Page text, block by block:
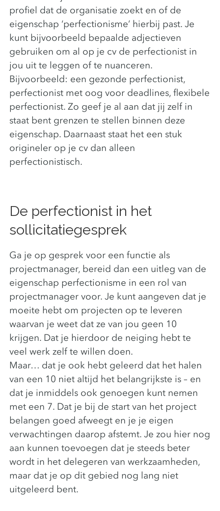
profiel dat de organisatie zoekt en of de
eigenschap ‘perfectionisme’ hierbij past. Je
kunt bijvoorbeeld bepaalde adjectieven
gebruiken om al op je cv de perfectionist in
jou uit te leggen of te nuanceren.
Bijvoorbeeld: een gezonde perfectionist,
perfectionist met oog voor deadlines, flexibele
perfectionist. Zo geef je al aan dat jij zelf in
staat bent grenzen te stellen binnen deze
eigenschap. Daarnaast staat het een stuk
origineler op je cv dan alleen
perfectionistisch.
De perfectionist in het
sollicitatiegesprek
Ga je op gesprek voor een functie als
projectmanager, bereid dan een uitleg van de
eigenschap perfectionisme in een rol van
projectmanager voor. Je kunt aangeven dat je
moeite hebt om projecten op te leveren
waarvan je weet dat ze van jou geen 10
krijgen. Dat je hierdoor de neiging hebt te
veel werk zelf te willen doen.
Maar… dat je ook hebt geleerd dat het halen
van een 10 niet altijd het belangrijkste is – en
dat je inmiddels ook genoegen kunt nemen
met een 7. Dat je bij de start van het project
belangen goed afweegt en je je eigen
verwachtingen daarop afstemt. Je zou hier nog
aan kunnen toevoegen dat je steeds beter
wordt in het delegeren van werkzaamheden,
maar dat je op dit gebied nog lang niet
uitgeleerd bent.